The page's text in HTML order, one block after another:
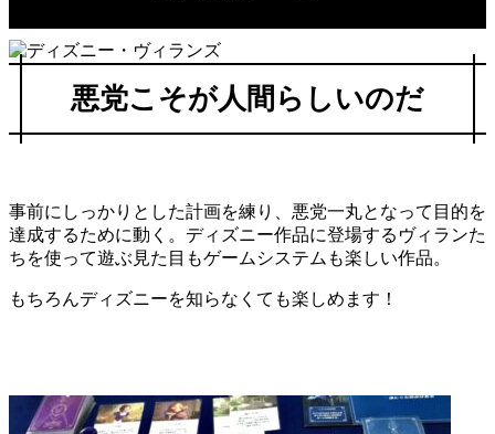
悪党こそが人間らしいのだ
事前にしっかりとした計画を練り、悪党一丸となって目的を
達成するために動く。ディズニー作品に登場するヴィランた
ちを使って遊ぶ見た目もゲームシステムも楽しい作品。
もちろんディズニーを知らなくても楽しめます！